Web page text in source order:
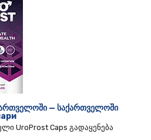
— საქართველოში
UroProst Caps გადაყენება